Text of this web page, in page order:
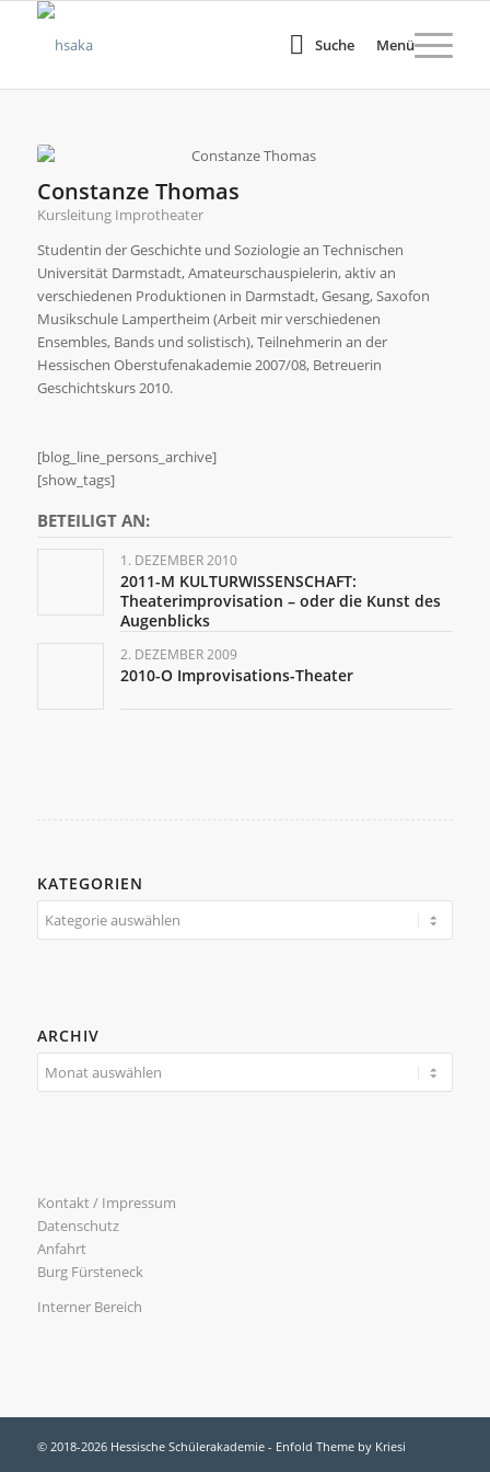
Suche Menü
Constanze Thomas
Kursleitung Improtheater
Studentin der Geschichte und Soziologie an Technischen
Universität Darmstadt, Amateurschauspielerin, aktiv an
verschiedenen Produktionen in Darmstadt, Gesang, Saxofon
Musikschule Lampertheim (Arbeit mir verschiedenen
Ensembles, Bands und solistisch), Teilnehmerin an der
Hessischen Oberstufenakademie 2007/08, Betreuerin
Geschichtskurs 2010.
[blog_line_persons_archive]
[show_tags]
BETEILIGT AN:
1. DEZEMBER 2010
2011-M KULTURWISSENSCHAFT:
Theaterimprovisation – oder die Kunst des
Augenblicks
2. DEZEMBER 2009
2010-O Improvisations-Theater
KATEGORIEN
Kategorien
ARCHIV
Kontakt / Impressum
Datenschutz
Anfahrt
Burg Fürsteneck
Interner Bereich
© 2018-2026 Hessische Schülerakademie - Enfold Theme by Kriesi